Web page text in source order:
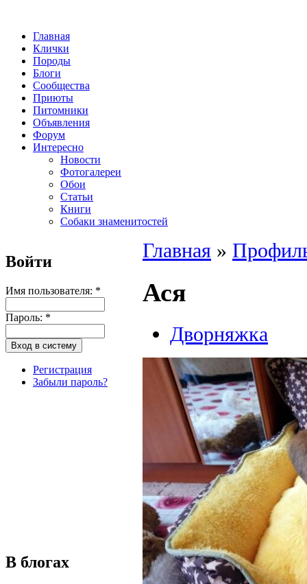
Главная
Клички
Породы
Блоги
Сообщества
Приюты
Питомники
Объявления
Форум
Интересно
Новости
Фотогалереи
Обои
Статьи
Книги
Собаки знаменитостей
Войти
Имя пользователя: *
Пароль: *
Регистрация
Забыли пароль?
В блогах
Главная »
Ася
Дворняжка